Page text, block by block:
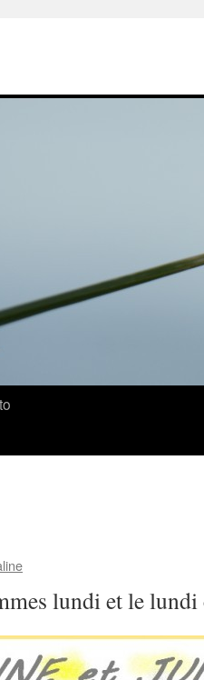
lundi et le